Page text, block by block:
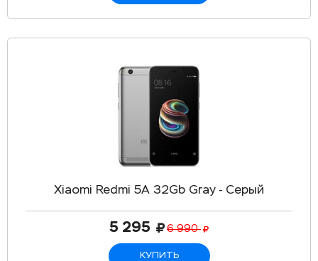
Xiaomi Redmi 5A 32Gb Gray - Серый
5 295 6 990
КУПИТЬ